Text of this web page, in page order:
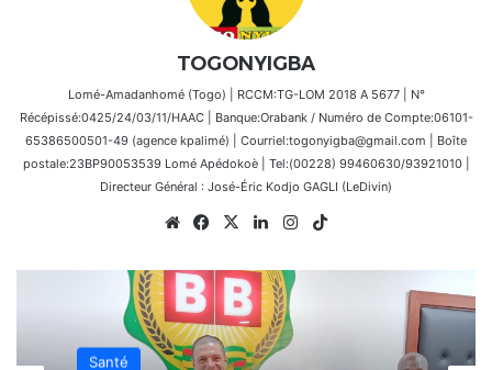
TOGONYIGBA
Lomé-Amadanhomé (Togo) | RCCM:TG-LOM 2018 A 5677 | N°
Récépissé:0425/24/03/11/HAAC | Banque:Orabank / Numéro de Compte:06101-
65386500501-49 (agence kpalimé) | Courriel:togonyigba@gmail.com | Boîte
postale:23BP90053539 Lomé Apédokoè | Tel:(00228) 99460630/93921010 |
Directeur Général : José-Éric Kodjo GAGLI (LeDivin)
WebsiteFacebook
X LinkedinInstagram